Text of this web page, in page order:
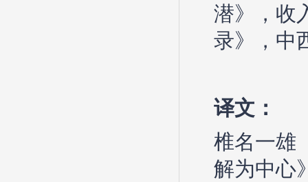
潜》，收
录》，中
译文：
椎名一雄
解为中心